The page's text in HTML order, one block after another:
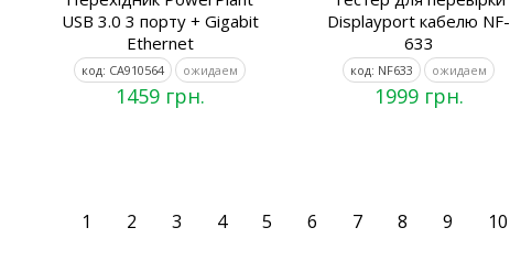
USB 3.0 3 порту + Gigabit
Ethernet
код: CA910564 ожидаем
1459 грн.
Displayport кабелю NF-
633
код: NF633 ожидаем
1999 грн.
1 2 3 4 5 6 7 8 9 10